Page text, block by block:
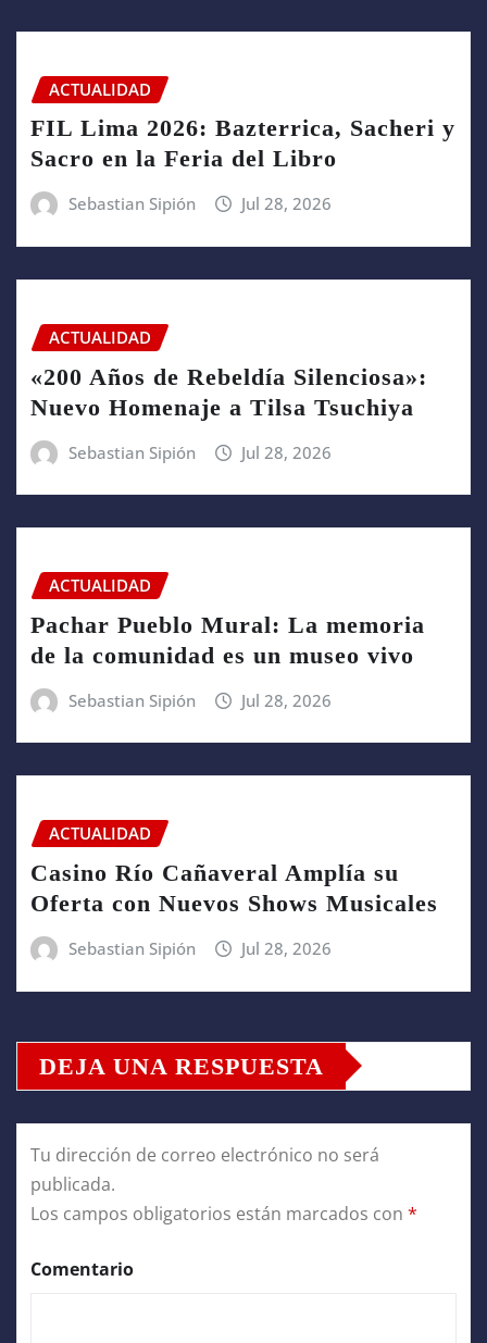
ACTUALIDAD
FIL Lima 2026: Bazterrica, Sacheri y
Sacro en la Feria del Libro
Sebastian Sipión Jul 28, 2026
ACTUALIDAD
«200 Años de Rebeldía Silenciosa»:
Nuevo Homenaje a Tilsa Tsuchiya
Sebastian Sipión Jul 28, 2026
ACTUALIDAD
Pachar Pueblo Mural: La memoria
de la comunidad es un museo vivo
Sebastian Sipión Jul 28, 2026
ACTUALIDAD
Casino Río Cañaveral Amplía su
Oferta con Nuevos Shows Musicales
Sebastian Sipión Jul 28, 2026
DEJA UNA RESPUESTA
Tu dirección de correo electrónico no será
publicada.
Los campos obligatorios están marcados con *
Comentario